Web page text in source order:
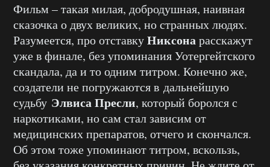
Фильм – такая милая, добродушная, наивная
сказочка о двух великих, но странных людях.
Разумеется, про отставкуНиксонарасскажут
уже в финале, без упоминания Уотергейтского
скандала, да и то одним титром. Конечно же,
создатели не погружаются в дальнейшую
судьбу Элвиса Пресли, который боролся с
наркотиками, но сам стал зависим от
медицинских препаратов, отчего и скончался.
Об этом тоже упоминают титром, вскользь,